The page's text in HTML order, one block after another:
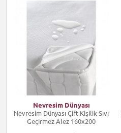
Nevresim Dünyası
Nevresim Dünyası Çift Kişilik Sıvı
Geçirmez Alez 160x200